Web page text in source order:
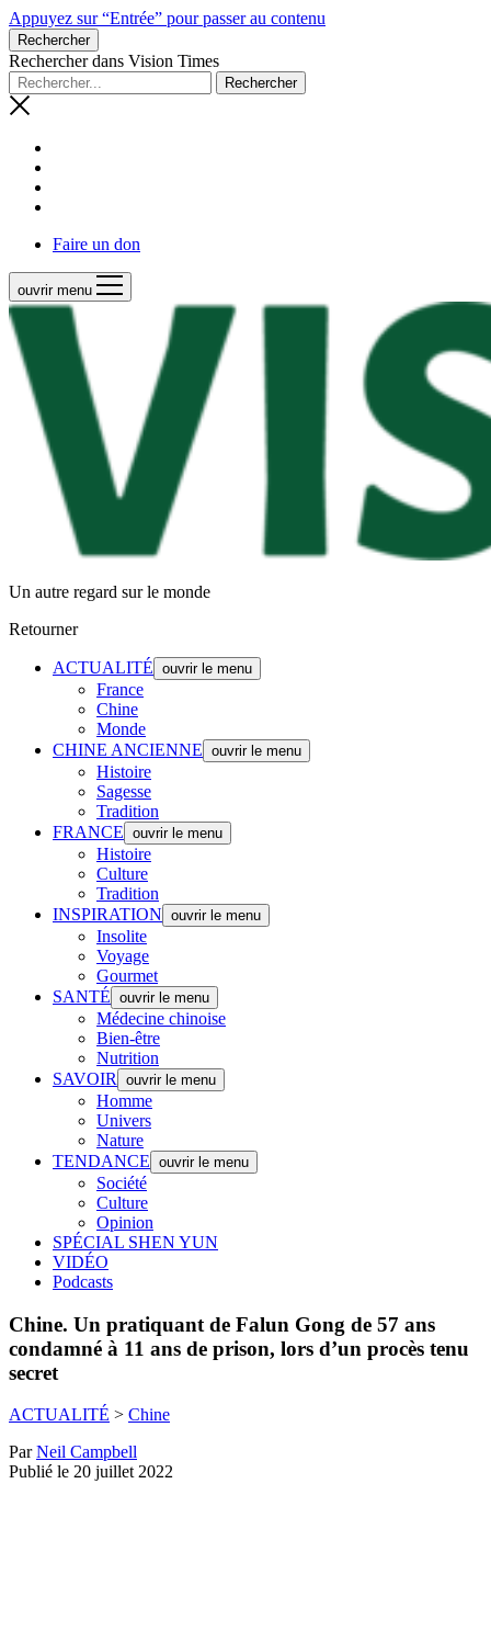
Appuyez sur “Entrée” pour passer au contenu
Rechercher
Rechercher dans Vision Times
Faire un don
ouvrir menu
Un autre regard sur le monde
Retourner
ACTUALITÉ ouvrir le menu
France
Chine
Monde
CHINE ANCIENNE ouvrir le menu
Histoire
Sagesse
Tradition
FRANCE ouvrir le menu
Histoire
Culture
Tradition
INSPIRATION ouvrir le menu
Insolite
Voyage
Gourmet
SANTÉ ouvrir le menu
Médecine chinoise
Bien-être
Nutrition
SAVOIR
ouvrir le menu
Homme
Univers
Nature
TENDANCE ouvrir le menu
Société
Culture
Opinion
SPÉCIAL SHEN YUN
VIDÉO
Podcasts
Chine. Un pratiquant de Falun Gong de 57 ans
condamné à 11 ans de prison, lors d’un procès tenu
secret
ACTUALITÉ > Chine
ParNeil Campbell
Publié le 20 juillet 2022